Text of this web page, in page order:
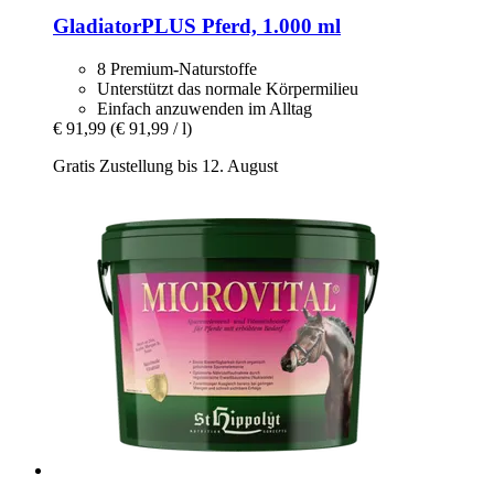
GladiatorPLUS Pferd, 1.000 ml
8 Premium-Naturstoffe
Unterstützt das normale Körpermilieu
Einfach anzuwenden im Alltag
€ 91,99 (€ 91,99 / l)
Gratis Zustellung bis 12. August